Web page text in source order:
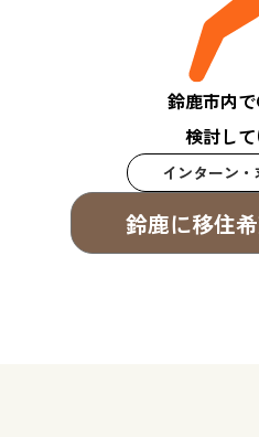
鈴鹿市内
検討し
インターン
鈴鹿に移住